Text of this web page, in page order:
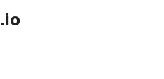
.io